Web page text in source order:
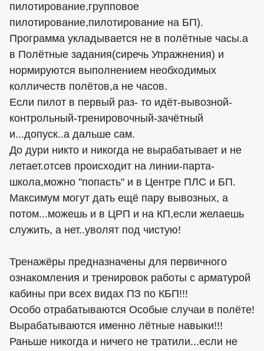
пилотирование,групповое
пилотирование,пилотирование на БП).
Программа укладывается не в полётные часы.а
в Полётные задания(сиречь Упражнения) и
нормируются выполнением необходимых
колличеств полётов,а не часов.
Если пилот в первый раз- то идёт-вывозной-
контрольный-тренировочный-зачётный
и...допуск..а дальше сам.
До дури никто и никогда не вырабатывает и не
летает.отсев происходит на линии-парта-
школа,можно "попасть" и в Центре ПЛС и БП.
Максимум могут дать ещё пару вывозных, а
потом...можешь и в ЦРП и на КП,если желаешь
служить, а нет..уволят под чистую!
Тренажёры предназначены для первичного
ознакомления и тренировок работы с арматурой
кабины при всех видах ПЗ по КБП!!!
Особо отрабатываются Особые случаи в полёте!
Вырабатываются именно лётные навыки!!!
Раньше никогда и ничего не тратили...если не